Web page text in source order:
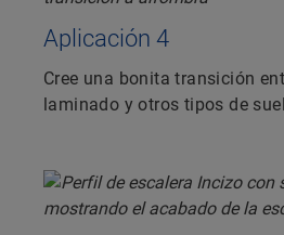
Aplicación 4
Cree una bonita transición
laminado y otros tipos de